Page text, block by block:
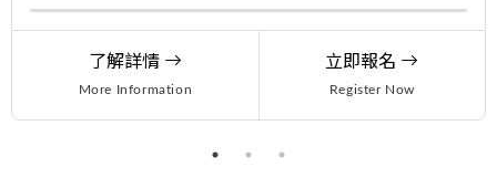
了解詳情
More Information
立即報名
Register Now